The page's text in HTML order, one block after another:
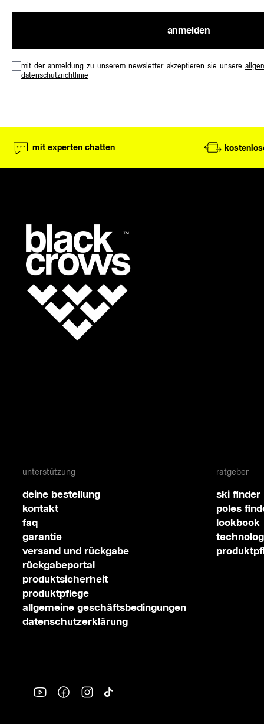
anmelden
mit der anmeldung zu unserem newsletter akzeptieren sie unsere
datenschutzrichtlinie
mit experten chatten
unterstützung
deine bestellung
kontakt
faq
garantie
versand und rückgabe
rückgabeportal
produktsicherheit
produktpflege
allgemeine geschäftsbedingungen
datenschutzerklärung
ratgeber
ski finder
poles
lookbook